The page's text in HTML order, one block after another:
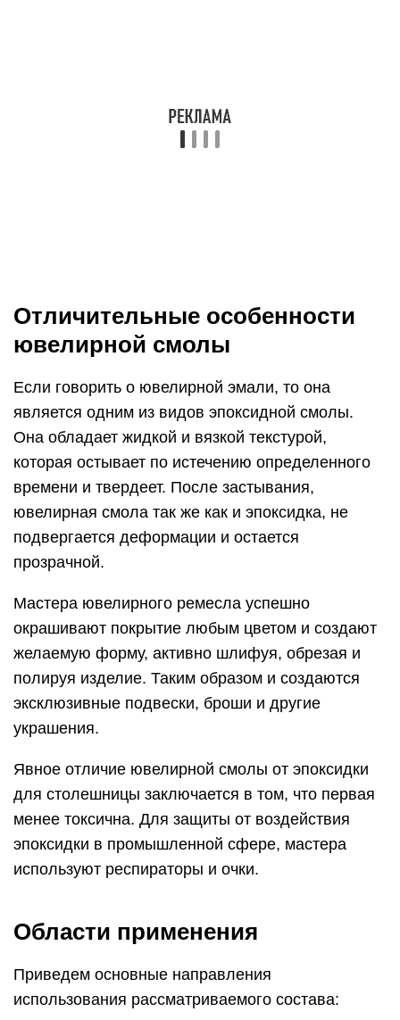
полируя изделие. Таким образом и создаются
эксклюзивные подвески, броши и другие
Области применения
Приведем основные направления
использования рассматриваемого состава:
Электротехника. Здесь любые эпоксидные
материалы, а ЭД-20 не исключение, работают
как отличные изоляторы.
Приборостроение. Каркасы аппаратуры и
теплоизолирующие стенки с низкой
теплопроводностью.
Радиотехника. Изготовление монтажных
Судостроение. Композитные материалы со
стеклотканью, ремонт лодок, катеров, яхт.
Авиастроение. При горячем способе
отверждения делают элементы крыла
авиалайнеров и элементы силового каркаса
фюзеляжа.
на основе кевлара и ему подобных
Автомобилестроение. Ремонт элементов
облицовки автомобилей, изготовление деталей
интерьера салона.
Строительство. Ремонт жилья и
производственных помещений.
Мебель. Изготовление дизайнерской мебели с
использованием смолы, как дополнительного
Гидроизоляция. Применение эпоксидки для
гидротехнических сооружений.